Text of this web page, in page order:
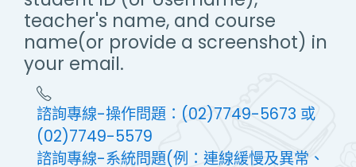
teacher's name, and course
name(or provide a screenshot) in
your email.
諮詢專線-操作問題：(02)7749-5673 或
(02)7749-5579
諮詢專線-系統問題(例：連線緩慢及異常、